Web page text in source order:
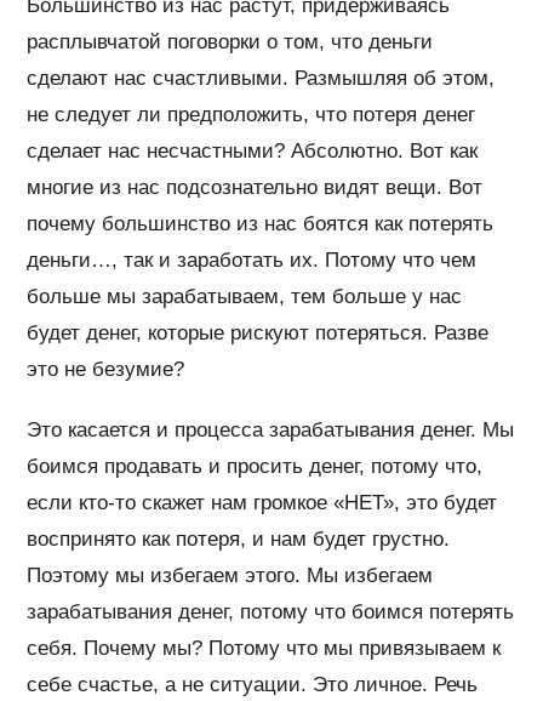
Большинство из нас растут, придерживаясь
расплывчатой ​​поговорки о том, что деньги
сделают нас счастливыми. Размышляя об этом,
не следует ли предположить, что потеря денег
сделает нас несчастными? Абсолютно. Вот как
многие из нас подсознательно видят вещи. Вот
почему большинство из нас боятся как потерять
деньги…, так и заработать их. Потому что чем
больше мы зарабатываем, тем больше у нас
будет денег, которые рискуют потеряться. Разве
это не безумие?
Это касается и процесса зарабатывания денег. Мы
боимся продавать и просить денег, потому что,
если кто-то скажет нам громкое «НЕТ», это будет
воспринято как потеря, и нам будет грустно.
Поэтому мы избегаем этого. Мы избегаем
зарабатывания денег, потому что боимся потерять
себя. Почему мы? Потому что мы привязываем к
себе счастье, а не ситуации. Это личное. Речь